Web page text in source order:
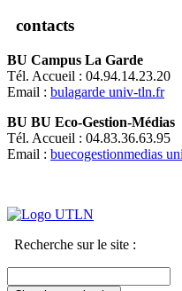
contacts
BU Campus La Garde
Tél. Accueil : 04.94.14.23.20
Email : bulagarde univ-tln.fr
BU BU Eco-Gestion-Médias
Tél. Accueil : 04.83.36.63.95
Email : buecogestionmedias
Recherche sur le site :